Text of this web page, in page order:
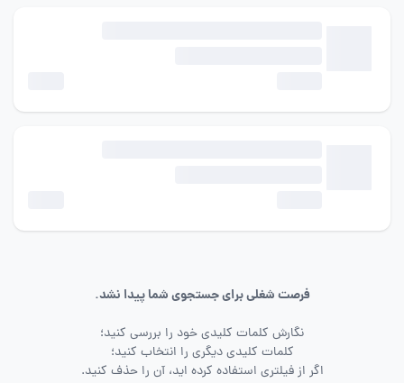
فرصت شغلی برای جستجوی شما پیدا نشد.
نگارش کلمات کلیدی خود را بررسی کنید؛
کلمات کلیدی دیگری را انتخاب کنید؛
اگر از فیلتری استفاده کرده اید، آن را حذف کنید.